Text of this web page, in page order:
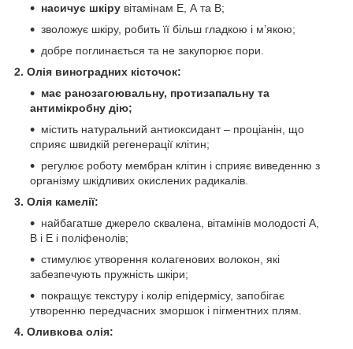
насичує шкіру вітамінам Е, А та В;
зволожує шкіру, робить її більш гладкою і м’якою;
добре поглинається та не закупорює пори.
2. Олія виноградних кісточок:
має ранозагоювальну, протизапальну та
антимікробну дію;
містить натуральний антиоксидант – проціанін, що
сприяє швидкій регенерації клітин;
регулює роботу мембран клітин і сприяє виведенню з
організму шкідливих окислених радикалів.
3. Олія камелії:
найбагатше джерело сквалена, вітамінів молодості А,
В і Е і поліфенолів;
стимулює утворення колагенових волокон, які
забезпечують пружність шкіри;
покращує текстуру і колір епідермісу, запобігає
утворенню передчасних зморшок і пігментних плям.
4. Оливкова олія: